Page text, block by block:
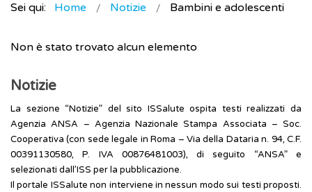
Sei qui: Home Notizie Bambini e adolescenti
Non è stato trovato alcun elemento
Notizie
La sezione “Notizie” del sito ISSalute ospita testi realizzati da
Agenzia ANSA – Agenzia Nazionale Stampa Associata – Soc.
Cooperativa (con sede legale in Roma – Via della Dataria n. 94, C.F.
00391130580, P. IVA 00876481003), di seguito “ANSA” e
selezionati dall’ISS per la pubblicazione.
Il portale ISSalute non interviene in nessun modo sui testi proposti.